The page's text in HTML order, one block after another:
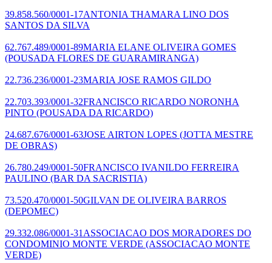
39.858.560/0001-17ANTONIA THAMARA LINO DOS
SANTOS DA SILVA
62.767.489/0001-89MARIA ELANE OLIVEIRA GOMES
(POUSADA FLORES DE GUARAMIRANGA)
22.736.236/0001-23MARIA JOSE RAMOS GILDO
22.703.393/0001-32FRANCISCO RICARDO NORONHA
PINTO (POUSADA DA RICARDO)
24.687.676/0001-63JOSE AIRTON LOPES (JOTTA MESTRE
DE OBRAS)
26.780.249/0001-50FRANCISCO IVANILDO FERREIRA
PAULINO (BAR DA SACRISTIA)
73.520.470/0001-50GILVAN DE OLIVEIRA BARROS
(DEPOMEC)
29.332.086/0001-31 ASSOCIACAO DOS MORADORES DO
CONDOMINIO MONTE VERDE (ASSOCIACAO MONTE
VERDE)